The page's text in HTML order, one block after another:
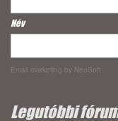
Név
Email marketing by NeoSoft
Legutóbbi